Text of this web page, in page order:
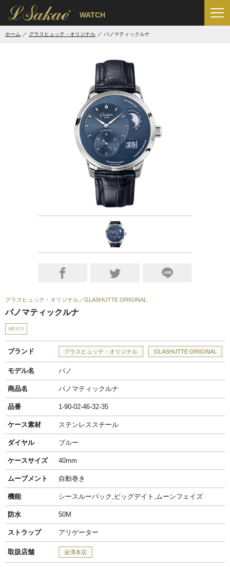
' WATCH
ホーム グラスヒュッテ・オリジナル パノマティックルナ
グラスヒュッテ・オリジナル GLASHUTTE ORIGINAL
パノマティックルナ
MEN'S
ブランド グラスヒュッテ・オリジナル GLASHUTTE ORIGINAL
モデル名 パノ
商品名 パノマティックルナ
品番 1-90-02-46-32-35
ケース素材 ステンレススチール
ダイヤル ブルー
ケースサイズ 40mm
ムーブメント 自動巻き
機能 シースルーバック,ビッグデイト,ムーンフェイズ
防水 50M
ストラップ アリゲーター
取扱店舗 金澤本店